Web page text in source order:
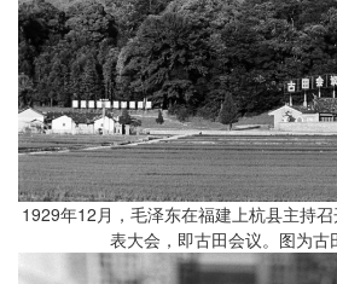
1929年12月，毛泽东在福建上杭县主持
表大会，即古田会议。图为古